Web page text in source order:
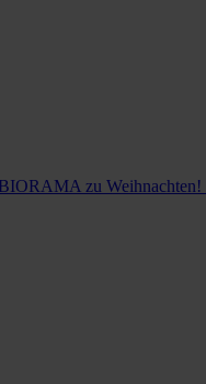
zu Weihnachten!